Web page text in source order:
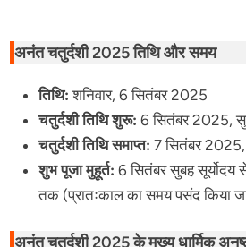
अनंत चतुर्दशी 2025 तिथि और समय
तिथि: शनिवार, 6 सितंबर 2025
चतुर्दशी तिथि शुरू: 6 सितंबर 2025,
चतुर्दशी तिथि समाप्त: 7 सितंबर
शुभ पूजा मुहूर्त: 6 सितंबर सुबह सूर्योदय
तक (प्रातःकाल का समय पसंद किया
अनंत चतुर्दशी 2025 के मुख्य धार्मिक